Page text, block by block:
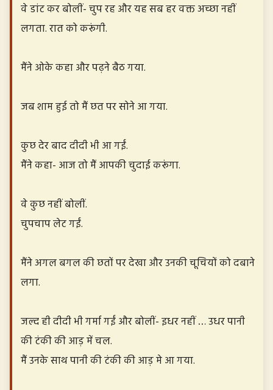
वे डांट कर बोलीं- चुप रह और यह सब हर वक्त अच्छा नहीं
लगता. रात को करूंगी.
मैंने ओके कहा और पढ़ने बैठ गया.
जब शाम हुई तो मैं छत पर सोने आ गया.
कुछ देर बाद दीदी भी आ गईं.
मैंने कहा- आज तो मैं आपकी चुदाई करूंगा.
वे कुछ नहीं बोलीं.
चुपचाप लेट गईं.
मैंने अगल बगल की छतों पर देखा और उनकी चूचियों को दबाने
लगा.
जल्द ही दीदी भी गर्मा गईं और बोलीं- इधर नहीं … उधर पानी
की टंकी की आड़ में चल.
मैं उनके साथ पानी की टंकी की आड़ मे आ गया.